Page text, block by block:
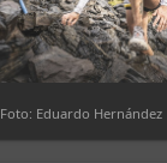
Foto: Eduardo Hernández